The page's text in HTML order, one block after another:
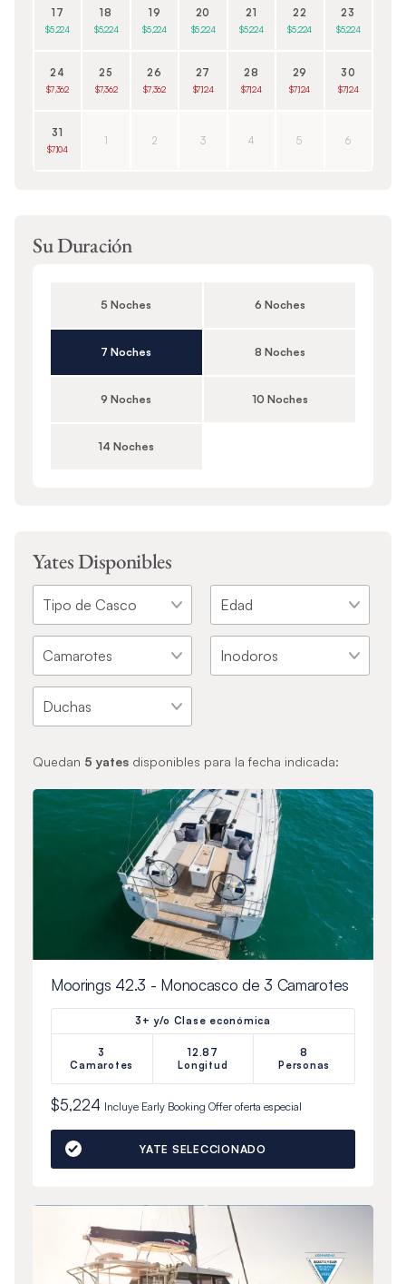
17
$5,224
18
$5,224
19
$5,224
20
$5,224
21
$5,224
22
$5,224
23
$5,224
24
$7,362
25
$7,362
26
$7,362
27
$7,124
28
$7,124
29
$7,124
30
$7,124
31
$7,104
1 2 3 4 5 6
Su Duración
5 Noches 6 Noches
7 Noches 8 Noches
9 Noches 10 Noches
14 Noches
Yates Disponibles
Quedan 5 yatesdisponibles para la fecha indicada:
Moorings 42.3 - Monocasco de 3 Camarotes
3+ y/o Clase económica
3
Camarotes
12.87
Longitud
8
Personas
$5,224 Incluye Early Booking Offeroferta especial
YATE SELECCIONADO